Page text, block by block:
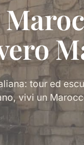
tour ed
vivi un